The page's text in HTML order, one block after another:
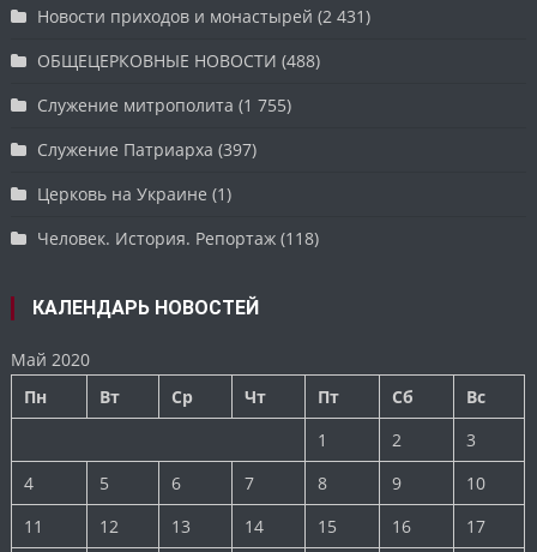
Новости приходов и монастырей (2 431)
ОБЩЕЦЕРКОВНЫЕ НОВОСТИ (488)
Служение митрополита (1 755)
Служение Патриарха (397)
Церковь на Украине (1)
Человек. История. Репортаж (118)
КАЛЕНДАРЬ НОВОСТЕЙ
Май 2020
Пн
Вт Ср Чт Пт Сб
Вс
1
2
3
4
5 6 7 8 9
10
11
12 13 14 15 16 17